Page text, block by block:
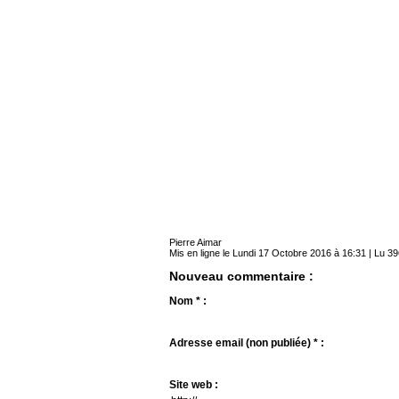
Pierre Aimar
Mis en ligne le Lundi 17 Octobre 2016 à 16:31 | Lu
Nouveau commentaire :
Nom * :
Adresse email (non publiée) * :
Site web :